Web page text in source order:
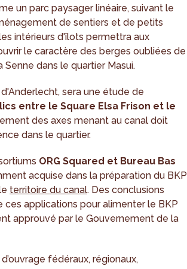
un parc paysager linéaire, suivant le
de sentiers et de petits
intérieurs d'îlots permettra aux
le caractère des berges oubliées de
dans le quartier Masui.
sera une étude de
entre le Square Elsa Frison et le
des axes menant au canal doit
dans le quartier.
ORG Squared et Bureau Bas
acquise dans la préparation du BKP
territoire du canal. Des conclusions
applications pour alimenter le BKP
approuvé par le Gouvernement de la
fédéraux, régionaux,